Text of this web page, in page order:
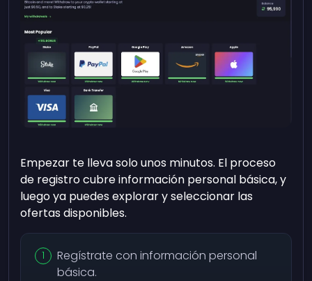
Empezar te lleva solo unos minutos. El proceso
de registro cubre información personal básica, y
luego ya puedes explorar y seleccionar las
ofertas disponibles.
Regístrate con información personal
básica.